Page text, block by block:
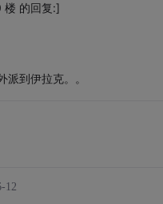
楼 的回复:]
派到伊拉克。。
12